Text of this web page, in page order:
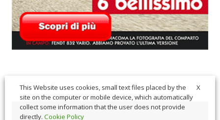
X
This Website uses cookies, small text files placed by the
site on the computer or mobile device, which automatically
collect some information that the user does not provide
directly. Cookie Policy